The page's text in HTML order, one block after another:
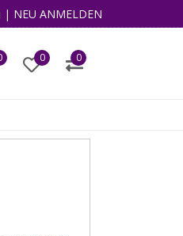
| NEU ANMELDEN
0 0